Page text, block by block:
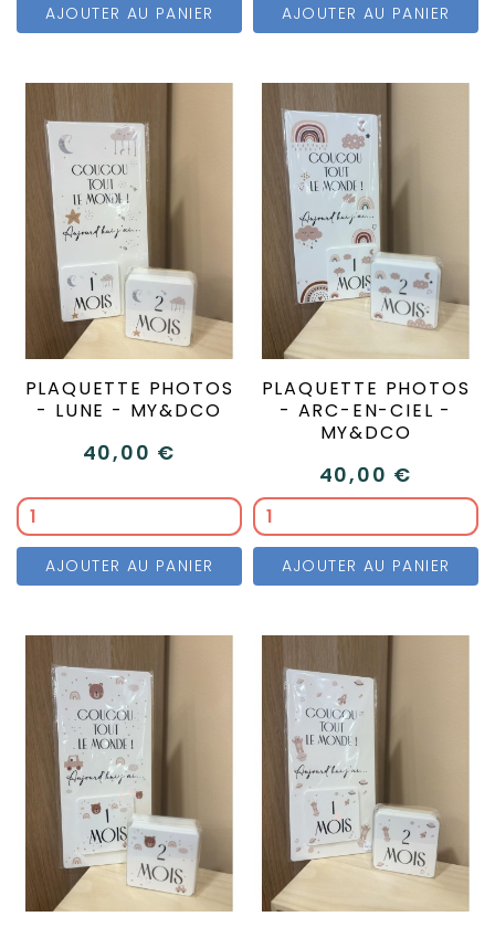
AJOUTER AU PANIER AJOUTER AU PANIER
PLAQUETTE PHOTOS
- LUNE - MY&DCO
40,00 €
AJOUTER AU PANIER
PLAQUETTE PHOTOS
- ARC-EN-CIEL -
MY&DCO
40,00 €
AJOUTER AU PANIER